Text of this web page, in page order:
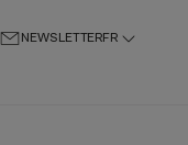
NEWSLETTERFR